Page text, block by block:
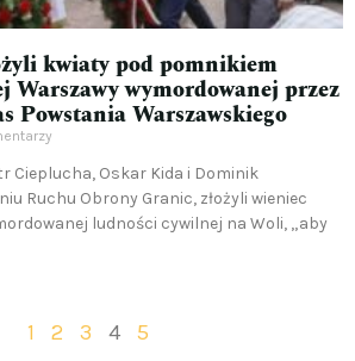
kwiaty pod pomnikiem
Warszawy wymordowanej przez
Powstania Warszawskiego
Cieplucha, Oskar Kida i Dominik
Ruchu Obrony Granic, złożyli wieniec
ludności cywilnej na Woli, „aby
1 2 3 4 5